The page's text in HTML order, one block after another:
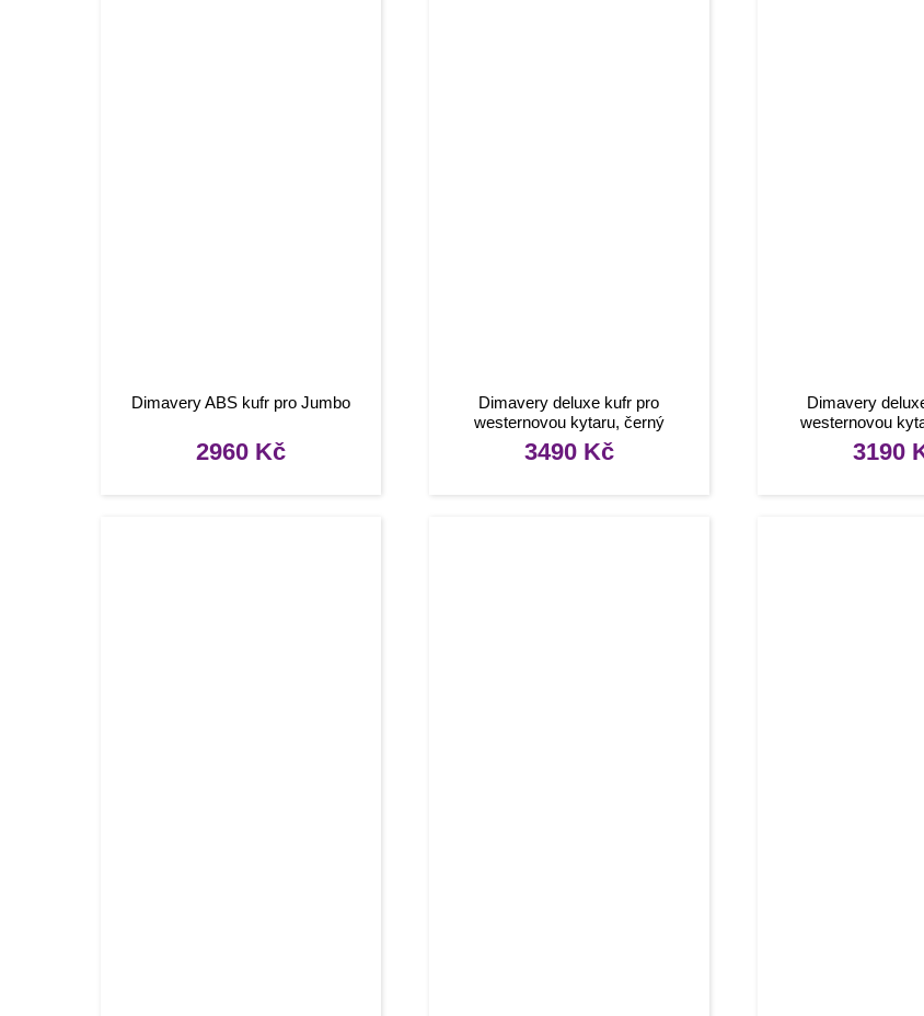
Dimavery ABS kufr pro Jumbo
2960 Kč
Dimavery deluxe kufr pro
westernovou kytaru, černý
3490 Kč
Dimavery
westernovou
3190